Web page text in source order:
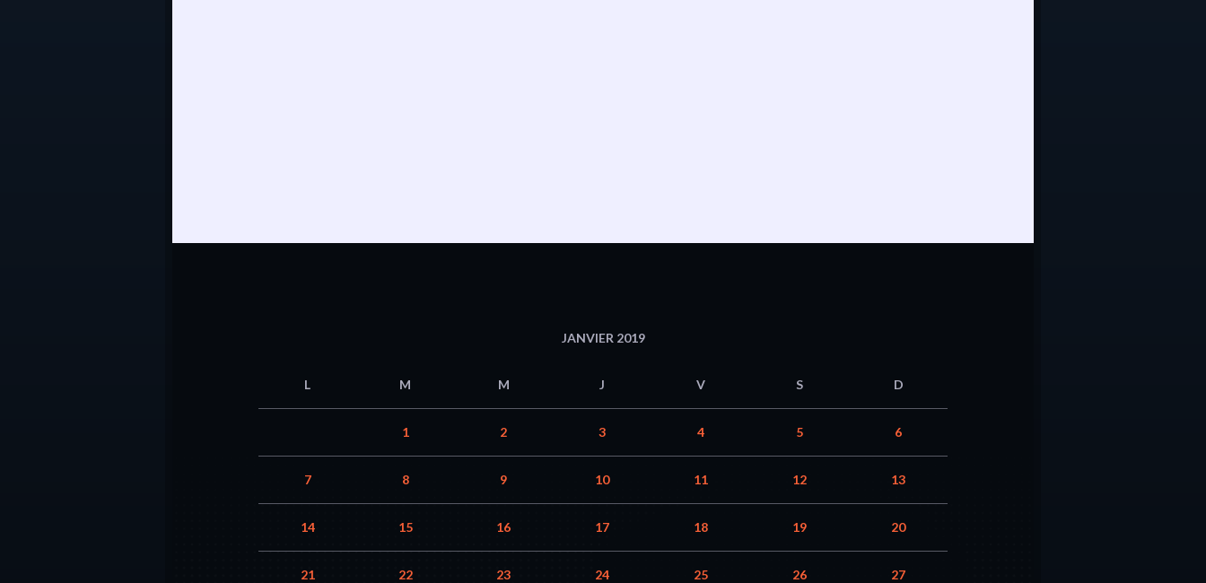
JANVIER 2019
L M M J V S D
1 2 3 4 5 6
7 8 9 10 11 12 13
14 15 16 17 18 19 20
21 22 23 24 25 26 27